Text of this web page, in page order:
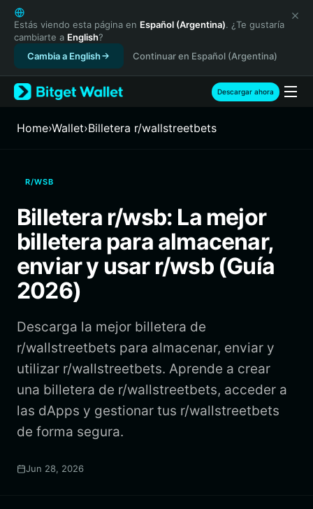
English
日本語
Tiếng Việt
Русский
Español (Latinoamérica)
Türkçe
Français
繁體中文
Bahasa Indonesia
ภาษาไทย
Español
Português (Brasil)
Estás viendo esta página en Español (Argentina). ¿Te gustaría
cambiarte a English?
Cambia a English
Continuar en Español (Argentina)
Descargar ahora
Home›Wallet›Billetera r/wallstreetbets
R/WSB
Billetera r/wsb: La mejor
billetera para almacenar,
enviar y usar r/wsb (Guía
2026)
Descarga la mejor billetera de
r/wallstreetbets para almacenar, enviar y
utilizar r/wallstreetbets. Aprende a crear
una billetera de r/wallstreetbets, acceder a
las dApps y gestionar tus r/wallstreetbets
de forma segura.
Jun 28, 2026